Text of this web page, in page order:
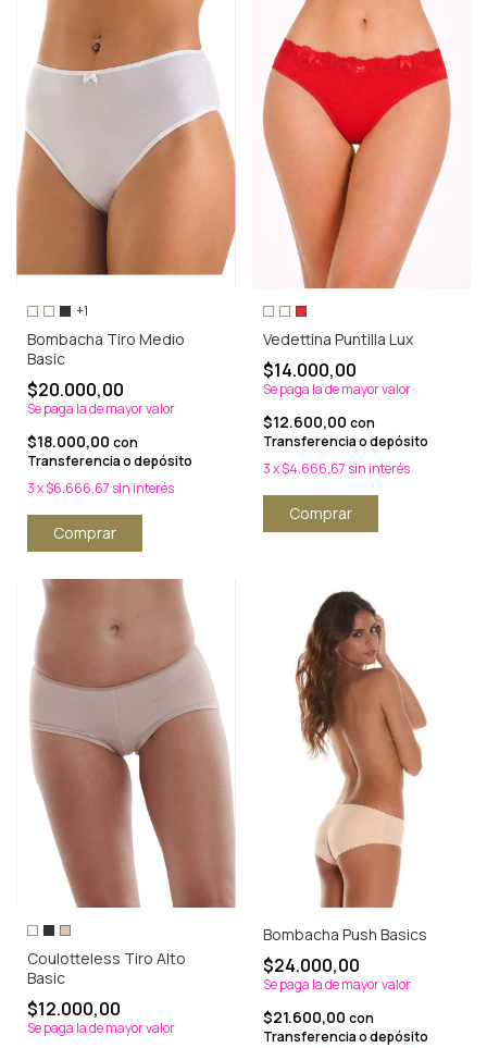
+1
Bombacha Tiro Medio
Basic
$20.000,00
Se paga la de mayor valor
$18.000,00 con
Transferencia o depósito
3x$6.666,67 sin interés
Comprar
Vedettina Puntilla Lux
$14.000,00
Se paga la de mayor valor
$12.600,00 con
Transferencia o depósito
3x$4.666,67 sin interés
Comprar
Coulotteless Tiro Alto
Basic
$12.000,00
Se paga la de mayor valor
Bombacha Push Basics
$24.000,00
Se paga la de mayor valor
$21.600,00 con
Transferencia o depósito